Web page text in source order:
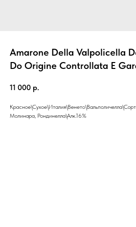
Amarone Della Valpolicella
Do Origine Controllata E
11 000 р.
Молинара, Рондинелла\Алк.16%